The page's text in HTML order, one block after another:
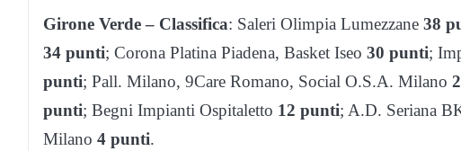
Girone Verde – Classifica: Saleri Olimpia Lumezzane 38
34 punti; Corona Platina Piadena, Basket Iseo 30 punti;
punti; Pall. Milano, 9Care Romano, Social O.S.A. Milano
punti; Begni Impianti Ospitaletto 12 punti; A.D. Seriana
Milano 4 punti.